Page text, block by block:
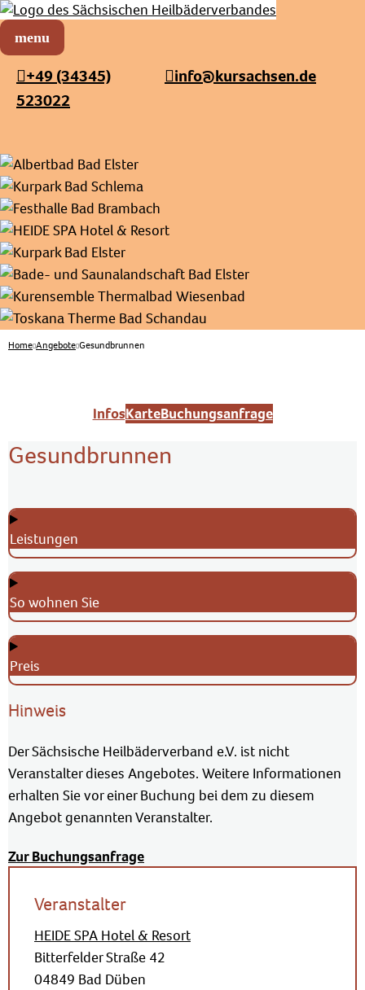
Sächsischer Heilbäderverband
+49 (34345)
523022
info@kursachsen.de
Home Angebote Gesundbrunnen
InfosKarteBuchungsanfrage
Gesundbrunnen
Leistungen
So wohnen Sie
Preis
Hinweis
Der Sächsische Heilbäderverband e.V. ist nicht
Veranstalter dieses Angebotes. Weitere Informationen
erhalten Sie vor einer Buchung bei dem zu diesem
Angebot genannten Veranstalter.
Zur Buchungsanfrage
Veranstalter
HEIDE SPA Hotel & Resort
Bitterfelder Straße 42
04849 Bad Düben